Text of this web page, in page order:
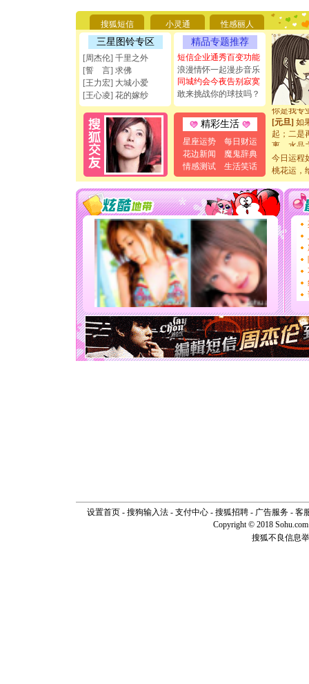
搜狐短信 小灵通 性感丽人
三星图铃专区
[周杰伦] 千里之外
[誓 言] 求佛
[王力宏] 大城小爱
[王心凌] 花的嫁纱
精品专题推荐
短信企业通秀百变功能
浪漫情怀一起漫步音乐
同城约会今夜告别寂寞
敢来挑战你的球技吗？
精彩生活
星座运势
每日财运
花边新闻
魔鬼辞典
情感测试
生活笑话
要平安！
[圣诞节]
能正大光
天都要快
[圣诞节]
如意,快
[元旦]看
断电。爱
你是我专
[元旦] 如
起；二是
离。水晶
[元旦]当
泣，这痛
卖了。水
[春节]风
颜！冬去
道一声
[春节]
传
片叶子
送你一
[圣诞节]
你太多
要平安
[圣诞节]
能正大
天都要快
[圣诞节]
如意,快
[元旦]看
片叶子是
送你一棵
今日运程
桃花运，
设置首页- 搜狗输入法- 支付中心- 搜狐招聘- 广告服务- 客
Copyright © 2018
搜狐不良信息